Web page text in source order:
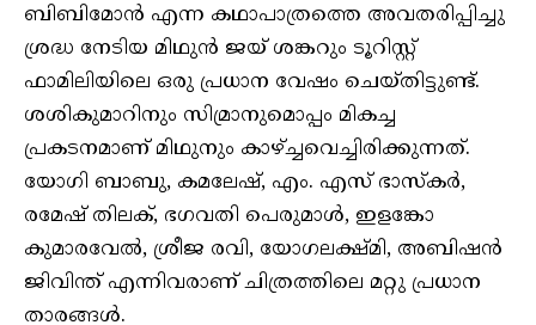
ബിബിമോൻ എന്ന കഥാപാത്രത്തെ അവതരിപ്പിച്ചു
ശ്രദ്ധ നേടിയ മിഥുൻ ജയ് ശങ്കറും ടൂറിസ്റ്റ്
ഫാമിലിയിലെ ഒരു പ്രധാന വേഷം ചെയ്തിട്ടുണ്ട്.
ശശികുമാറിനും സിമ്രാനുമൊപ്പം മികച്ച
പ്രകടനമാണ് മിഥുനും കാഴ്ച്ചവെച്ചിരിക്കുന്നത്.
യോഗി ബാബു, കമലേഷ്, എം. എസ് ഭാസ്കർ,
രമേഷ് തിലക്, ഭഗവതി പെരുമാൾ, ഇളങ്കോ
കുമാരവേൽ, ശ്രീജ രവി, യോഗലക്ഷ്മി, അബിഷൻ
ജിവിന്ത് എന്നിവരാണ് ചിത്രത്തിലെ മറ്റു പ്രധാന
താരങ്ങൾ.